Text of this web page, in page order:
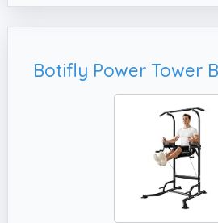
paralelas, para desarrollar
zonas abdominales, pecho,
y espalda.